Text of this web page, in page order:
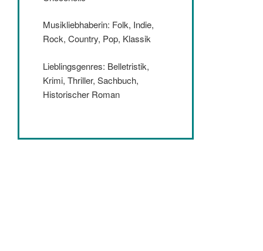
Musikliebhaberin: Folk, Indie,
Rock, Country, Pop, Klassik
Lieblingsgenres: Belletristik,
Krimi, Thriller, Sachbuch,
Historischer Roman